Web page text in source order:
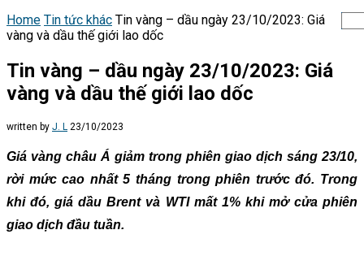
Home Tin tức khác Tin vàng – dầu ngày 23/10/2023: Giá
vàng và dầu thế giới lao dốc
Tin vàng – dầu ngày 23/10/2023: Giá
vàng và dầu thế giới lao dốc
written by J. L 23/10/2023
Giá vàng châu Á giảm trong phiên giao dịch sáng 23/10,
rời mức cao nhất 5 tháng trong phiên trước đó. Trong
khi đó,giá dầu Brent và WTI mất 1% khi mở cửa phiên
giao dịch đầu tuần.